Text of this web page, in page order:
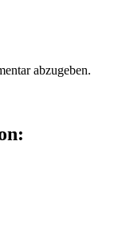
abzugeben.